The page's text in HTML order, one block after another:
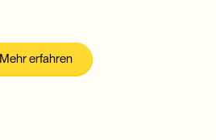
Mehr erfahren